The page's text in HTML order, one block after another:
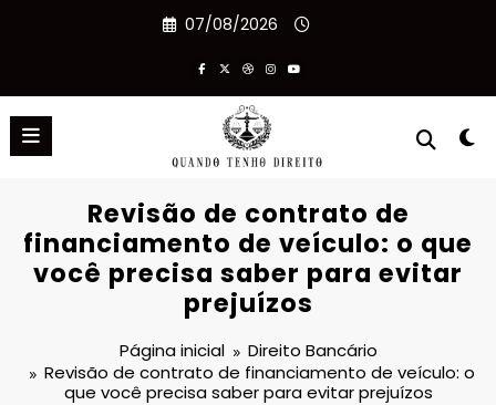
07/08/2026
Revisão de contrato de
financiamento de veículo: o que
você precisa saber para evitar
prejuízos
Página inicial
Direito Bancário
Revisão de contrato de financiamento de veículo: o
que você precisa saber para evitar prejuízos